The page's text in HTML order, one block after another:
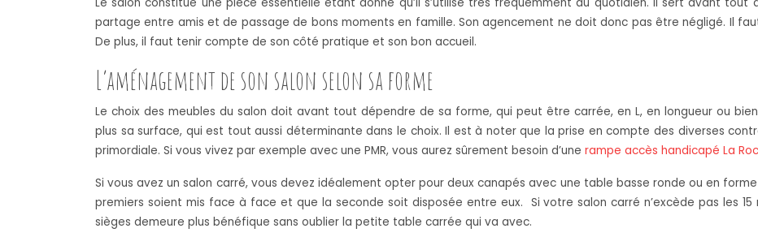
partage entre amis et de passage de bons moments en famille. Son agencement ne doit donc pas être négligé. Il
De plus, il faut tenir compte de son côté pratique et son bon accueil.
L’aménagement de son salon selon sa forme
Le choix des meubles du salon doit avant tout dépendre de sa forme, qui peut être carrée, en L, en longueur ou
plus sa surface, qui est tout aussi déterminante dans le choix. Il est à noter que la prise en compte des diverses
primordiale. Si vous vivez par exemple avec une PMR, vous aurez sûrement besoin d’une rampe accès handicapé La
Si vous avez un salon carré, vous devez idéalement opter pour deux canapés avec une table basse ronde ou en
premiers soient mis face à face et que la seconde soit disposée entre eux. Si votre salon carré n’excède pas les
sièges demeure plus bénéfique sans oublier la petite table carrée qui va avec.